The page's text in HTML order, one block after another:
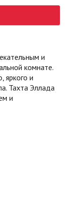
и
комнате.
яркого и
Тахта Эллада
и